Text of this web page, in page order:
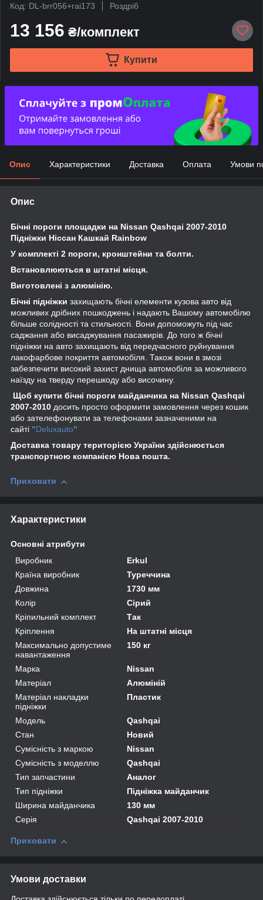
Код: DL-brr056+rai173
Роздріб
13 156 ₴/комплект
Купити
Опис Характеристики Доставка Оплата Умови
Опис
Бічні пороги площадки на Nissan Qashqai 2007-2010
Підніжки Ніссан Кашкай Rainbow
У комплекті 2 пороги, кронштейни та болти.
Встановлюються в штатні місця.
Виготовлені з алюмінію.
Бічні підніжки захищають бічні елементи кузова авто від
можливих дрібних пошкоджень і надають Вашому автомобілю
більше солідності та стильності. Вони допоможуть під час
саджання або висаджування пасажирів. До того ж бічні
підніжки на авто захищають від передчасного руйнування
лакофарбове покриття автомобіля. Також вони в змозі
забезпечити високий захист днища автомобіля за можливого
наїзду на тверду перешкоду або височину.
Щоб купити бічні пороги майданчика на Nissan Qashqai
2007-2010 досить просто оформити замовлення через кошик
або зателефонувати за телефонами зазначеними на
сайті "Deluxauto"
Доставка товару територією України здійснюється
транспортною компанією Нова пошта.
Приховати
Характеристики
Основні атрибути
Виробник
Erkul
Країна виробник
Туреччина
Довжина
1730 мм
Колір
Сірий
Кріпильний комплект
Так
Кріплення
На штатні місця
Максимально допустиме
навантаження
150 кг
Марка
Nissan
Матеріал
Алюміній
Матеріал накладки
підніжки
Пластик
Модель
Qashqai
Стан
Новий
Сумісність з маркою
Nissan
Сумісність з моделлю
Qashqai
Тип запчастини
Аналог
Тип підніжки
Підніжка майданчик
Ширина майданчика
130 мм
Серія
Qashqai 2007-2010
Приховати
Умови доставки